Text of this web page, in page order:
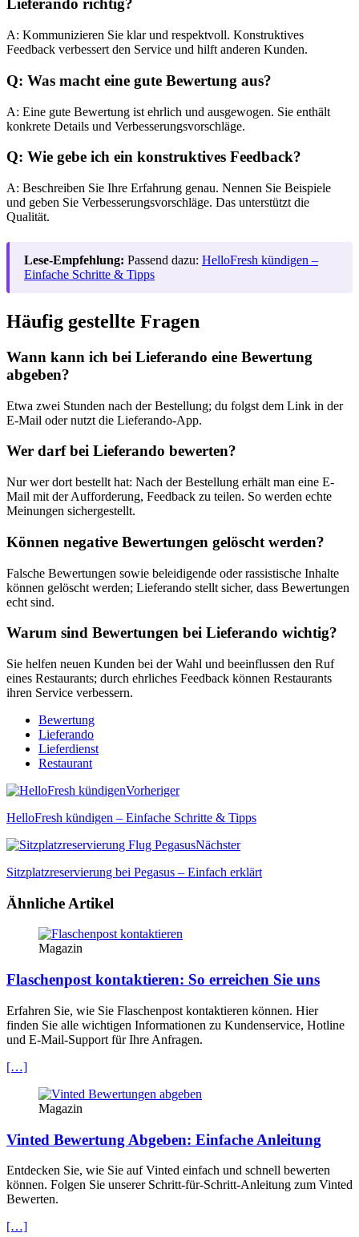
Lieferando richtig?
A: Kommunizieren Sie klar und respektvoll. Konstruktives
Feedback verbessert den Service und hilft anderen Kunden.
Q: Was macht eine gute Bewertung aus?
A: Eine gute Bewertung ist ehrlich und ausgewogen. Sie enthält
konkrete Details und Verbesserungsvorschläge.
Q: Wie gebe ich ein konstruktives Feedback?
A: Beschreiben Sie Ihre Erfahrung genau. Nennen Sie Beispiele
und geben Sie Verbesserungsvorschläge. Das unterstützt die
Qualität.
Lese-Empfehlung: Passend dazu: HelloFresh kündigen –
Einfache Schritte & Tipps
Häufig gestellte Fragen
Wann kann ich bei Lieferando eine Bewertung
abgeben?
Etwa zwei Stunden nach der Bestellung; du folgst dem Link in der
E-Mail oder nutzt die Lieferando-App.
Wer darf bei Lieferando bewerten?
Nur wer dort bestellt hat: Nach der Bestellung erhält man eine E-
Mail mit der Aufforderung, Feedback zu teilen. So werden echte
Meinungen sichergestellt.
Können negative Bewertungen gelöscht werden?
Falsche Bewertungen sowie beleidigende oder rassistische Inhalte
können gelöscht werden; Lieferando stellt sicher, dass Bewertungen
echt sind.
Warum sind Bewertungen bei Lieferando wichtig?
Sie helfen neuen Kunden bei der Wahl und beeinflussen den Ruf
eines Restaurants; durch ehrliches Feedback können Restaurants
ihren Service verbessern.
Bewertung
Lieferando
Lieferdienst
Restaurant
Vorheriger
HelloFresh kündigen – Einfache Schritte & Tipps
Nächster
Sitzplatzreservierung bei Pegasus – Einfach erklärt
Ähnliche Artikel
Magazin
Flaschenpost kontaktieren: So erreichen Sie uns
Erfahren Sie, wie Sie Flaschenpost kontaktieren können. Hier
finden Sie alle wichtigen Informationen zu Kundenservice, Hotline
und E-Mail-Support für Ihre Anfragen.
[…]
Magazin
Vinted Bewertung Abgeben: Einfache Anleitung
Entdecken Sie, wie Sie auf Vinted einfach und schnell bewerten
können. Folgen Sie unserer Schritt-für-Schritt-Anleitung zum Vinted
Bewerten.
[…]